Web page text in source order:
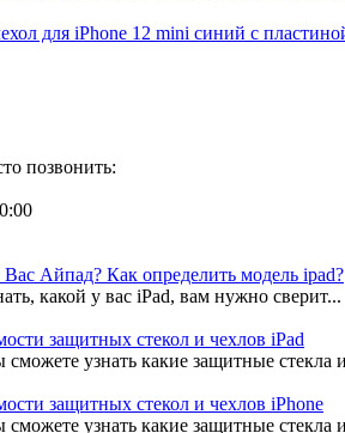
для iPhone 12 mini синий с
позвонить:
Вас Айпад? Как определить модель ipad?
какой у вас iPad, вам нужно сверит...
защитных стекол и чехлов iPad
сможете узнать какие защитные стекла
защитных стекол и чехлов iPhone
сможете узнать какие защитные стекла